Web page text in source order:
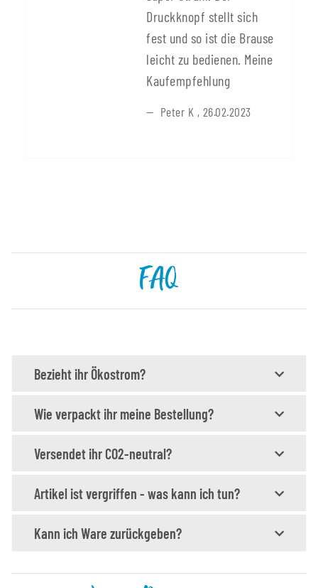
Druckknopf stellt sich
fest und so ist die Brause
leicht zu bedienen. Meine
Kaufempfehlung
Peter K , 26.02.2023
FAQ
Bezieht ihr Ökostrom?
Wie verpackt ihr meine Bestellung?
Versendet ihr CO2-neutral?
Artikel ist vergriffen - was kann ich tun?
Kann ich Ware zurückgeben?